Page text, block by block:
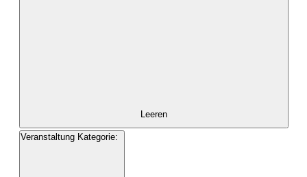
Leeren
Veranstaltung Kategorie: